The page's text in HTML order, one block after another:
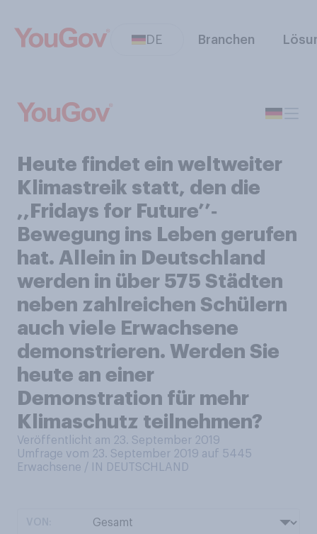
DE Branchen
Heute findet ein weltweiter
Klimastreik statt, den die
,,Fridays for Future’’‑
Bewegung ins Leben gerufen
hat. Allein in Deutschland
werden in über 575 Städten
neben zahlreichen Schülern
auch viele Erwachsene
demonstrieren. Werden Sie
heute an einer
Demonstration für mehr
Klimaschutz teilnehmen?
Veröffentlicht am 23. September 2019
Umfrage vom 23. September 2019 auf 5445
Erwachsene / IN DEUTSCHLAND